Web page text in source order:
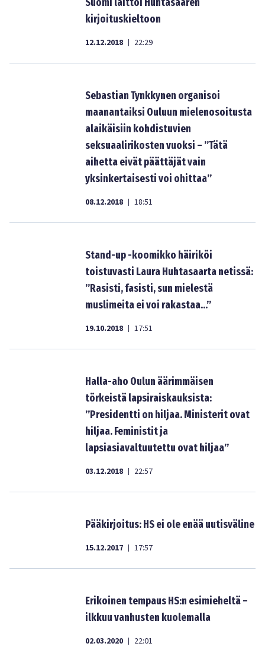
kirjoituskieltoon
12.12.2018 | 22:29
Sebastian Tynkkynen organisoi
maanantaiksi Ouluun mielenosoitusta
alaikäisiin kohdistuvien
seksuaalirikosten vuoksi – ”Tätä
aihetta eivät päättäjät vain
yksinkertaisesti voi ohittaa”
08.12.2018 | 18:51
Stand-up -koomikko häiriköi
toistuvasti Laura Huhtasaarta netissä:
”Rasisti, fasisti, sun mielestä
muslimeita ei voi rakastaa…”
19.10.2018 | 17:51
Halla-aho Oulun äärimmäisen
törkeistä lapsiraiskauksista:
”Presidentti on hiljaa. Ministerit ovat
hiljaa. Feministit ja
lapsiasiavaltuutettu ovat hiljaa”
03.12.2018 | 22:57
Pääkirjoitus: HS ei ole enää uutisväline
15.12.2017 | 17:57
Erikoinen tempaus HS:n esimieheltä –
ilkkuu vanhusten kuolemalla
02.03.2020 | 22:01